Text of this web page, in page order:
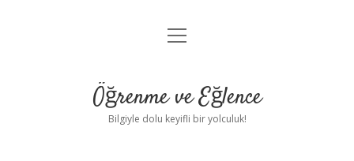
Anasayfa
Yasal Uyarı
menüyü
Öğrenme ve Eğlence
Bilgiyle dolu keyifli bir yolculuk!